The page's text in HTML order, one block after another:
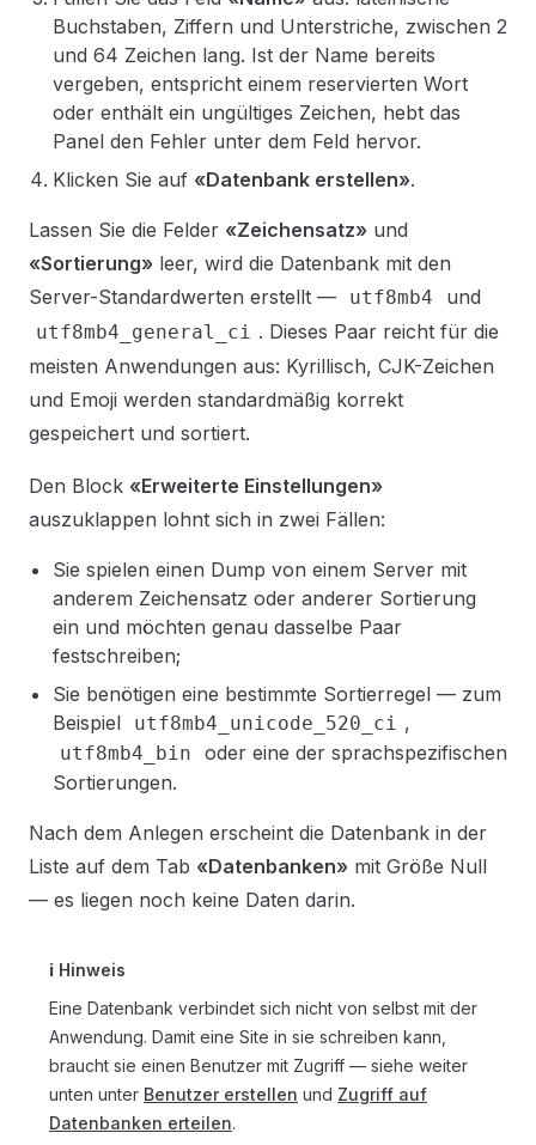
Buchstaben, Ziffern und Unterstriche, zwischen 2
und 64 Zeichen lang. Ist der Name bereits
vergeben, entspricht einem reservierten Wort
oder enthält ein ungültiges Zeichen, hebt das
Panel den Fehler unter dem Feld hervor.
Klicken Sie auf «Datenbank erstellen».
Lassen Sie die Felder «Zeichensatz» und
«Sortierung» leer, wird die Datenbank mit den
Server-Standardwerten erstellt —
utf8mb4 und
utf8mb4_general_ci . Dieses Paar reicht für die
meisten Anwendungen aus: Kyrillisch, CJK-Zeichen
und Emoji werden standardmäßig korrekt
gespeichert und sortiert.
Den Block «Erweiterte Einstellungen»
auszuklappen lohnt sich in zwei Fällen:
Sie spielen einen Dump von einem Server mit
anderem Zeichensatz oder anderer Sortierung
ein und möchten genau dasselbe Paar
festschreiben;
Sie benötigen eine bestimmte Sortierregel — zum
Beispiel
utf8mb4_unicode_520_ci ,
utf8mb4_bin
oder eine der sprachspezifischen
Sortierungen.
Nach dem Anlegen erscheint die Datenbank in der
Liste auf dem Tab «Datenbanken» mit Größe Null
— es liegen noch keine Daten darin.
ℹ️ Hinweis
Eine Datenbank verbindet sich nicht von selbst mit der
Anwendung. Damit eine Site in sie schreiben kann,
braucht sie einen Benutzer mit Zugriff — siehe weiter
unten unter Benutzer erstellen und Zugriff auf
Datenbanken erteilen.